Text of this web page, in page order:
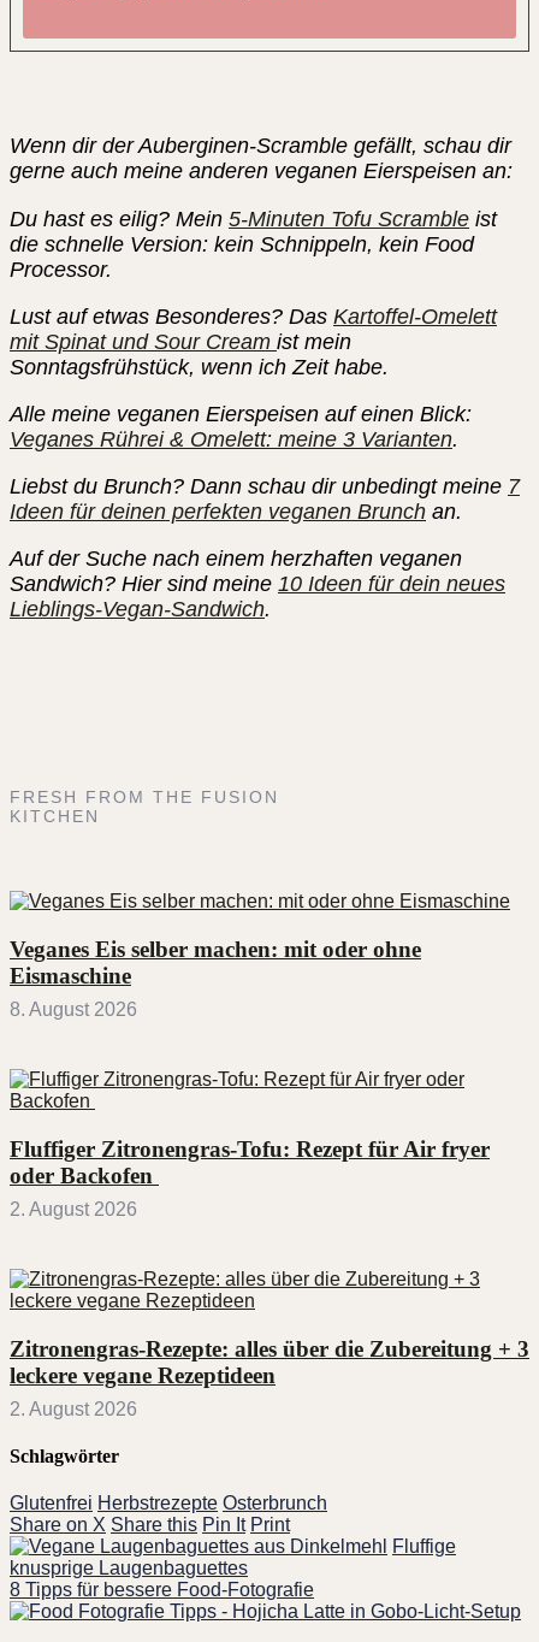
Wenn dir der Auberginen-Scramble gefällt, schau dir
gerne auch meine anderen veganen Eierspeisen an:
Du hast es eilig? Mein 5-Minuten Tofu Scramble ist
die schnelle Version: kein Schnippeln, kein Food
Processor.
Lust auf etwas Besonderes? Das Kartoffel-Omelett
mit Spinat und Sour Cream ist mein
Sonntagsfrühstück, wenn ich Zeit habe.
Alle meine veganen Eierspeisen auf einen Blick:
Veganes Rührei & Omelett: meine 3 Varianten.
Liebst du Brunch? Dann schau dir unbedingt meine 7
Ideen für deinen perfekten veganen Brunch an.
Auf der Suche nach einem herzhaften veganen
Sandwich? Hier sind meine 10 Ideen für dein neues
Lieblings-Vegan-Sandwich.
FRESH FROM THE FUSION
KITCHEN
Veganes Eis selber machen: mit oder ohne
Eismaschine
8. August 2026
Fluffiger Zitronengras-Tofu: Rezept für Air fryer
oder Backofen
2. August 2026
Zitronengras-Rezepte: alles über die Zubereitung + 3
leckere vegane Rezeptideen
2. August 2026
Schlagwörter
Glutenfrei Herbstrezepte Osterbrunch
Share on X Share this Pin It Print
Fluffige
knusprige Laugenbaguettes
8 Tipps für bessere Food-Fotografie